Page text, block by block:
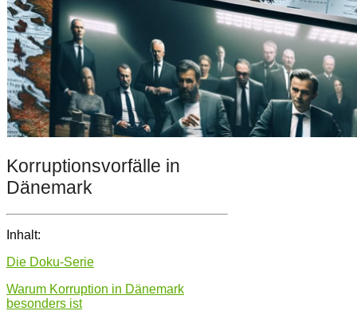
Korruptionsvorfälle in
Dänemark
Inhalt:
Die Doku-Serie
Warum Korruption in Dänemark
besonders ist